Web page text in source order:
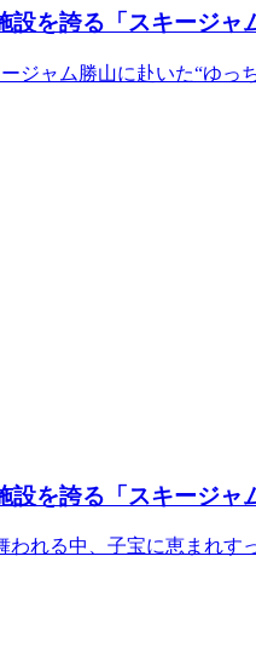
設を誇る「スキージ
ジャム勝山に赴いた“ゆっ
設を誇る「スキージ
れる中、子宝に恵まれす